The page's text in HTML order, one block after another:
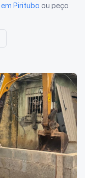
em Pirituba ou peça